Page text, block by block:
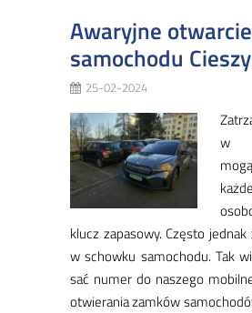
Awaryjne otwarcie
samochodu
25-02-2024
w
klucz za­pa­so­wy. Czę­sto
w schow­ku sa­mo­cho­du. Tak
sać nu­mer do na­sze­go
otwie­ra­nia zam­ków